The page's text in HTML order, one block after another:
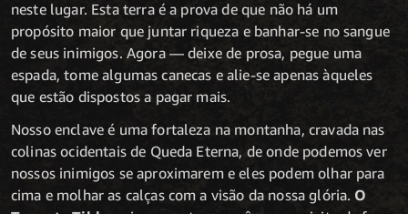
neste lugar. Esta terra é a prova de que não há um
propósito maior que juntar riqueza e banhar-se no sangue
de seus inimigos. Agora — deixe de prosa, pegue uma
espada, tome algumas canecas e alie-se apenas àqueles
que estão dispostos a pagar mais.
Nosso enclave é uma fortaleza na montanha, cravada nas
colinas ocidentais de Queda Eterna, de onde podemos ver
nossos inimigos se aproximarem e eles podem olhar para
cima e molhar as calças com a visão da nossa glória. O